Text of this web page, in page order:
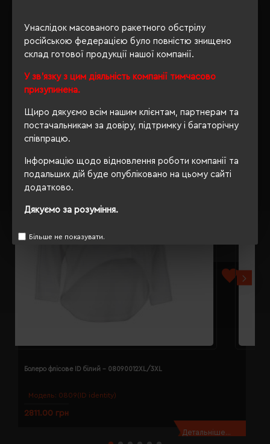
Унаслідок масованого ракетного обстрілу
російською федерацією було повністю знищено
склад готової продукції нашої компанії.
У зв'язку з цим діяльність компанії тимчасово
призупинена.
Щиро дякуємо всім нашим клієнтам, партнерам та
постачальникам за довіру, підтримку і багаторічну
співпрацю.
Інформацію щодо відновлення роботи компанії та
подальших дій буде опубліковано на цьому сайті
додатково.
Дякуємо за розуміння.
Більше не показувати.
ВІДГУКИ
Модель: 0809(ID identity)
Болеро флісове ID білий - 08090012XL/3XL
2811.00 грн
Детальніше...